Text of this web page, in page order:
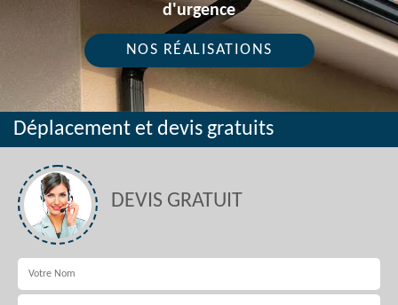
d'urgence
NOS RÉALISATIONS
Déplacement et devis gratuits
DEVIS GRATUIT